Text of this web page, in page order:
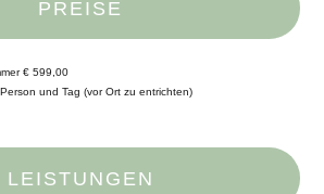
PREISE
€ 599,00
und Tag (vor Ort zu entrichten)
LEISTUNGEN